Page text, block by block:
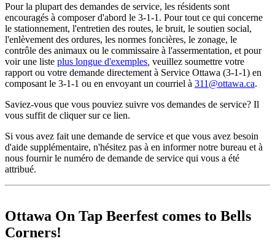
Pour la plupart des demandes de service, les résidents sont
encouragés à composer d'abord le 3-1-1. Pour tout ce qui concerne
le stationnement, l'entretien des routes, le bruit, le soutien social,
l'enlèvement des ordures, les normes foncières, le zonage, le
contrôle des animaux ou le commissaire à l'assermentation, et pour
voir une liste plus longue d'exemples veuillez soumettre votre
rapport ou votre demande directement à Service Ottawa (3-1-1) en
composant le 3-1-1 ou en envoyant un courriel à 311@ottawa.ca.
Saviez-vous que vous pouviez suivre vos demandes de service? Il
vous suffit de cliquer sur ce lien.
Si vous avez fait une demande de service et que vous avez besoin
d'aide supplémentaire, n'hésitez pas à en informer notre bureau et à
nous fournir le numéro de demande de service qui vous a été
attribué.
Ottawa On Tap Beerfest comes to Bells
Corners!